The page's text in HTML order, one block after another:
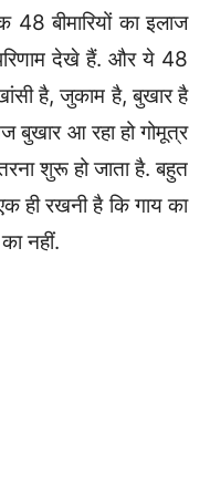
बीमारियों का इलाज
देखे हैं. और ये 48
खांसी है, जुकाम है, बुखार है
बुखार आ रहा हो गोमूत्र
शुरू हो जाता है. बहुत
ही रखनी है कि गाय का
नहीं.